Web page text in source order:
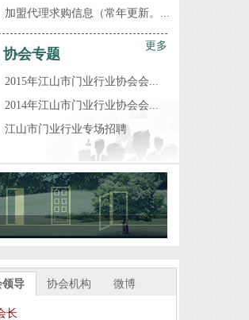
加盟代理求购信息（常年更新。...
协会专题
更多
2015年江山市门业行业协会会...
2014年江山市门业行业协会会...
江山市门业行业专场招聘
领导 协会机构 微博
长
公司
司
公司
司
司